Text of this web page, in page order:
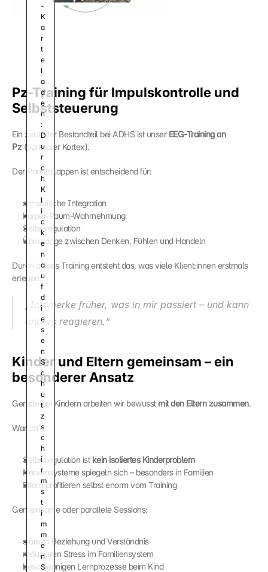
Pz-Training für Impulskontrolle und
Selbststeuerung
Ein zentraler Bestandteil bei ADHS ist unser EEG-Training an
Pz (parietaler Kortex).
Der Parietallappen ist entscheidend für:
sensorische Integration
Körper-Raum-Wahrnehmung
Selbstregulation
Übergänge zwischen Denken, Fühlen und Handeln
Durch dieses Training entsteht das, was viele Klient:innen erstmals
erleben:
„Ich merke früher, was in mir passiert – und kann
anders reagieren.“
Kinder und Eltern gemeinsam – ein
besonderer Ansatz
Gerade bei Kindern arbeiten wir bewusst mit den Eltern zusammen.
Warum?
Selbstregulation ist kein isoliertes Kinderproblem
Nervensysteme spiegeln sich – besonders in Familien
Eltern profitieren selbst enorm vom Training
Gemeinsame oder parallele Sessions:
stärken Beziehung und Verständnis
reduzieren Stress im Familiensystem
beschleunigen Lernprozesse beim Kind
-
K
a
r
t
e
l
a
d
e
n
:
D
u
r
c
h
K
l
i
c
k
e
n
a
u
f
d
i
e
s
e
n
S
c
h
u
t
z
s
c
h
i
r
m
s
t
i
m
m
e
n
S